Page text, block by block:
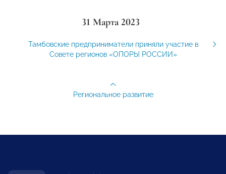
31 Марта 2023
Тамбовские предприниматели приняли участие в
Совете регионов «ОПОРЫ РОССИИ»
Региональное развитие